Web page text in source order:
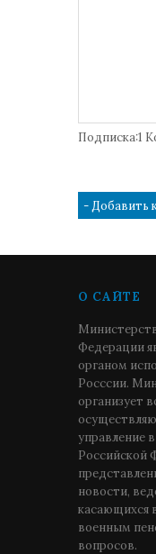
Подписка:1
О САЙТЕ
Федерации
органом
Росссии.
организует
управление
Российской
новости,
касающихся
военным
вопросов.